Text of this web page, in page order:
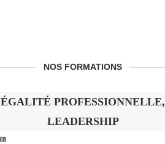
NOS FORMATIONS
ÉGALITÉ PROFESSIONNELLE,
LEADERSHIP